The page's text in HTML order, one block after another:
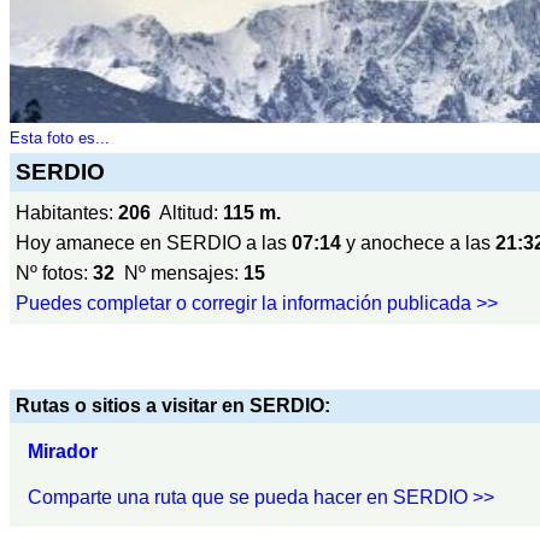
Esta foto es...
SERDIO
Habitantes: 206 Altitud: 115 m.
Hoy amanece en SERDIO a las 07:14 y anochece a las
Nº fotos: 32 Nº mensajes: 15
Puedes completar o corregir la información publicada >>
Rutas o sitios a visitar en SERDIO:
Mirador
Comparte una ruta que se pueda hacer en SERDIO >>